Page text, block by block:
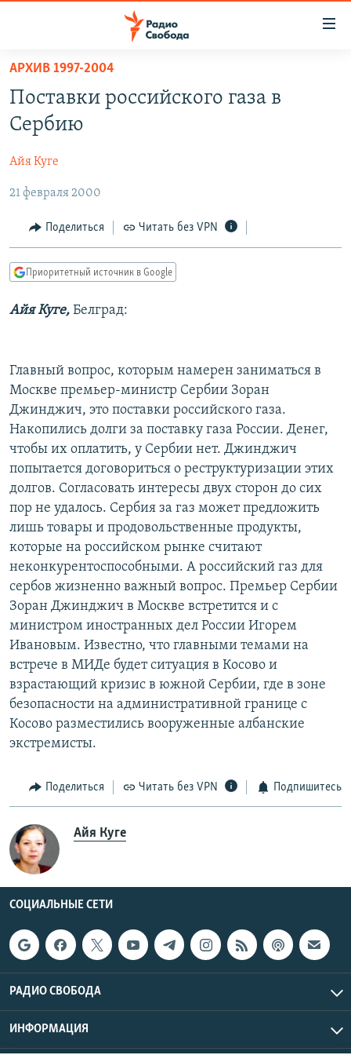
упрощенного
доступа
Вернуться
основному
Вернутся
главной
навигации
Вернутся
поиску
ПОДКАСТЫ
АВТОРСКИЕ ПРОЕКТЫ
ЦИТАТЫ СВОБОДЫ
МНЕНИЯ
КУЛЬТУРА
IDEL.РЕАЛИИ
КАВКАЗ.РЕАЛИИ
СЕВЕР.РЕАЛИИ
РАСПИСАНИЕ ВЕЩАНИЯ
ПОДПИШИТЕСЬ НА РАССЫЛКУ
СОЦИАЛЬНЫЕ СЕТИ
Все сайты РСЕ/РС
АРХИВ 1997-2004
Поставки российского газа в
Сербию
Айя Куге
21 февраля 2000
Поделиться Читать без VPN
Приоритетный источник в Google
Айя Куге, Белград:
Главный вопрос, которым намерен заниматься в
Москве премьер-министр Сербии Зоран
Джинджич, это поставки российского газа.
Накопились долги за поставку газа России. Денег,
чтобы их оплатить, у Сербии нет. Джинджич
попытается договориться о реструктуризации этих
долгов. Согласовать интересы двух сторон до сих
пор не удалось. Сербия за газ может предложить
лишь товары и продовольственные продукты,
которые на российском рынке считают
неконкурентоспособными. А российский газ для
сербов жизненно важный вопрос. Премьер Сербии
Зоран Джинджич в Москве встретится и с
министром иностранных дел России Игорем
Ивановым. Известно, что главными темами на
встрече в МИДе будет ситуация в Косово и
взрастающий кризис в южной Сербии, где в зоне
безопасности на административной границе с
Косово разместились вооруженные албанские
экстремисты.
Поделиться Читать без VPN Подпишитесь
Айя Куге
СОЦИАЛЬНЫЕ СЕТИ
РАДИО СВОБОДА
ИНФОРМАЦИЯ